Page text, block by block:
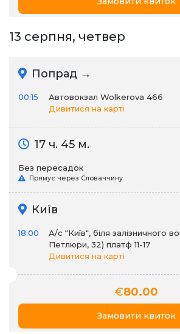
13 серпня, четвер
Попрад →
00:15
Автовокзал Wolkerova 466
Дивитися на карті
17 ч. 45 м.
Без пересадок
Прямує через Словаччину
Київ
18:00
А/c “Київ“, біля залізничного
Петлюри, 32) платф 11-17
Дивитися на карті
€80.00
Замовити квиток